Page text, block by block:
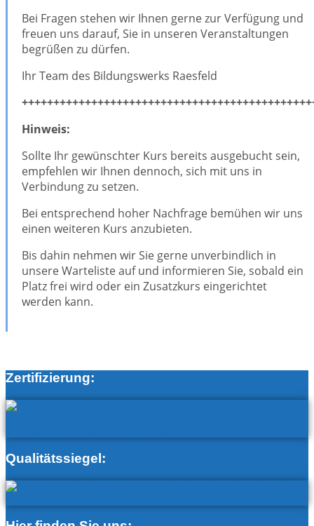
Bei Fragen stehen wir Ihnen gerne zur Verfügung und
freuen uns darauf, Sie in unseren Veranstaltungen
begrüßen zu dürfen.
Ihr Team des Bildungswerks Raesfeld
Hinweis:
Sollte Ihr gewünschter Kurs bereits ausgebucht sein,
empfehlen wir Ihnen dennoch, sich mit uns in
Verbindung zu setzen.
Bei entsprechend hoher Nachfrage bemühen wir uns
einen weiteren Kurs anzubieten.
Bis dahin nehmen wir Sie gerne unverbindlich in
unsere Warteliste auf und informieren Sie, sobald ein
Platz frei wird oder ein Zusatzkurs eingerichtet
werden kann.
Zertifizierung:
Qualitätssiegel: